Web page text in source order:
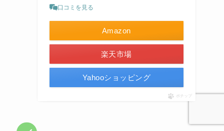
口コミを見る
Amazon
楽天市場
Yahooショッピング
ポチップ